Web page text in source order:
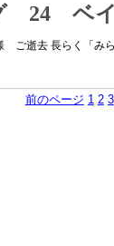
24 ベ
逝去 長らく「み
前のページ 1 2 3